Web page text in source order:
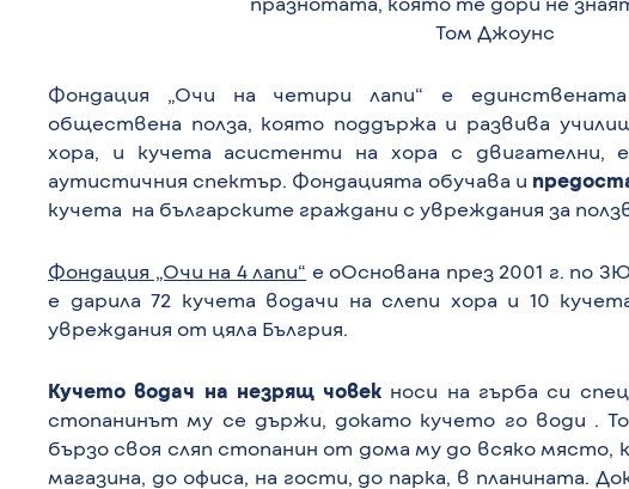
Том Джоунс
Фондация „Очи на четири лапи“ е
обществена полза, която поддържа и развива
хора, и кучета асистенти на хора с двигателни,
аутистичния спектър. Фондацията обучава и
кучета на българските граждани с увреждания за
Фондация „Очи на 4 лапи“ е оОснована през 2001 г. по
е дарила 72 кучета водачи на слепи хора и 10
увреждания от цяла Бългрия.
Кучето водач на незрящ човек носи на гърба си
стопанинът му се държи, докато кучето го води .
бързо своя сляп стопанин от дома му до всяко място,
магазина, до офиса, на гости, до парка, в планината.